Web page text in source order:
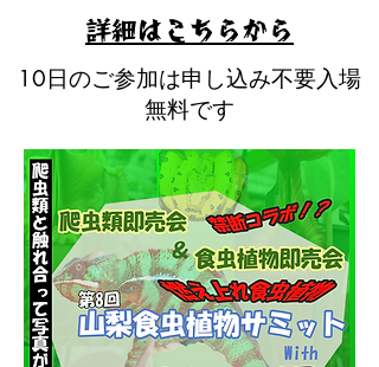
10日のご参加は申し込み不要入場
無料です
​詳細はこちらから